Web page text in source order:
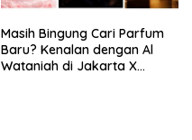
Masih Bingung Cari Parfum
Baru? Kenalan dengan Al
Wataniah di Jakarta X